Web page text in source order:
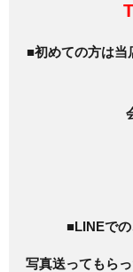
■初めての方は当
■LINEで
写真送ってもら